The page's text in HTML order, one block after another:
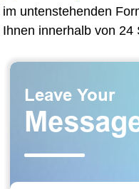
im untenstehenden
Ihnen innerhalb von 24